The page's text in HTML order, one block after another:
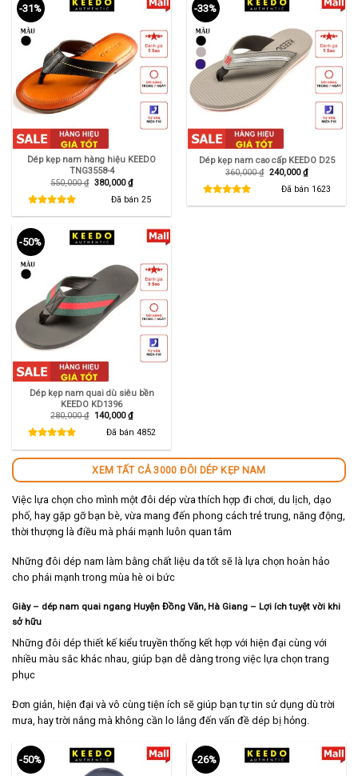
-31%
Dép kẹp nam hàng hiệu KEEDO
TNG3558-4
550,000₫ Giá
550,000 ₫.
380,000₫Giá
hiện
tại
là:
Đã bán 25
-33%
Dép kẹp nam cao cấp KEEDO D25
360,000₫ Giá
360,000 ₫.
240,000₫Giá
hiện
tại
là:
Đã bán 1623
-50%
Dép kẹp nam quai dù siêu bền
KEEDO KD1396
280,000₫ Giá
140,000₫Giá
hiện
tại
Đã bán 4852
XEM TẤT CẢ 3000 ĐÔI DÉP KẸP NAM
Việc lựa chọn cho mình một đôi dép vừa thích hợp đi chơi, du lịch, dạo
phố, hay gặp gỡ bạn bè, vừa mang đến phong cách trẻ trung, năng động,
thời thượng là điều mà phái mạnh luôn quan tâm
Những đôi dép nam làm bằng chất liệu da tốt sẽ là lựa chọn hoàn hảo
cho phái mạnh trong mùa hè oi bức
Giày – dép nam quai ngang Huyện Đồng Văn, Hà Giang – Lợi ích tuyệt vời khi
sở hữu
Những đôi dép thiết kế kiểu truyền thống kết hợp với hiện đại cùng với
nhiều màu sắc khác nhau, giúp bạn dễ dàng trong việc lựa chọn trang
phục
Đơn giản, hiện đại và vô cùng tiện ích sẽ giúp bạn tự tin sử dụng dù trời
mưa, hay trời nắng mà không cần lo lắng đến vấn đề dép bị hỏng.
-50% -26%